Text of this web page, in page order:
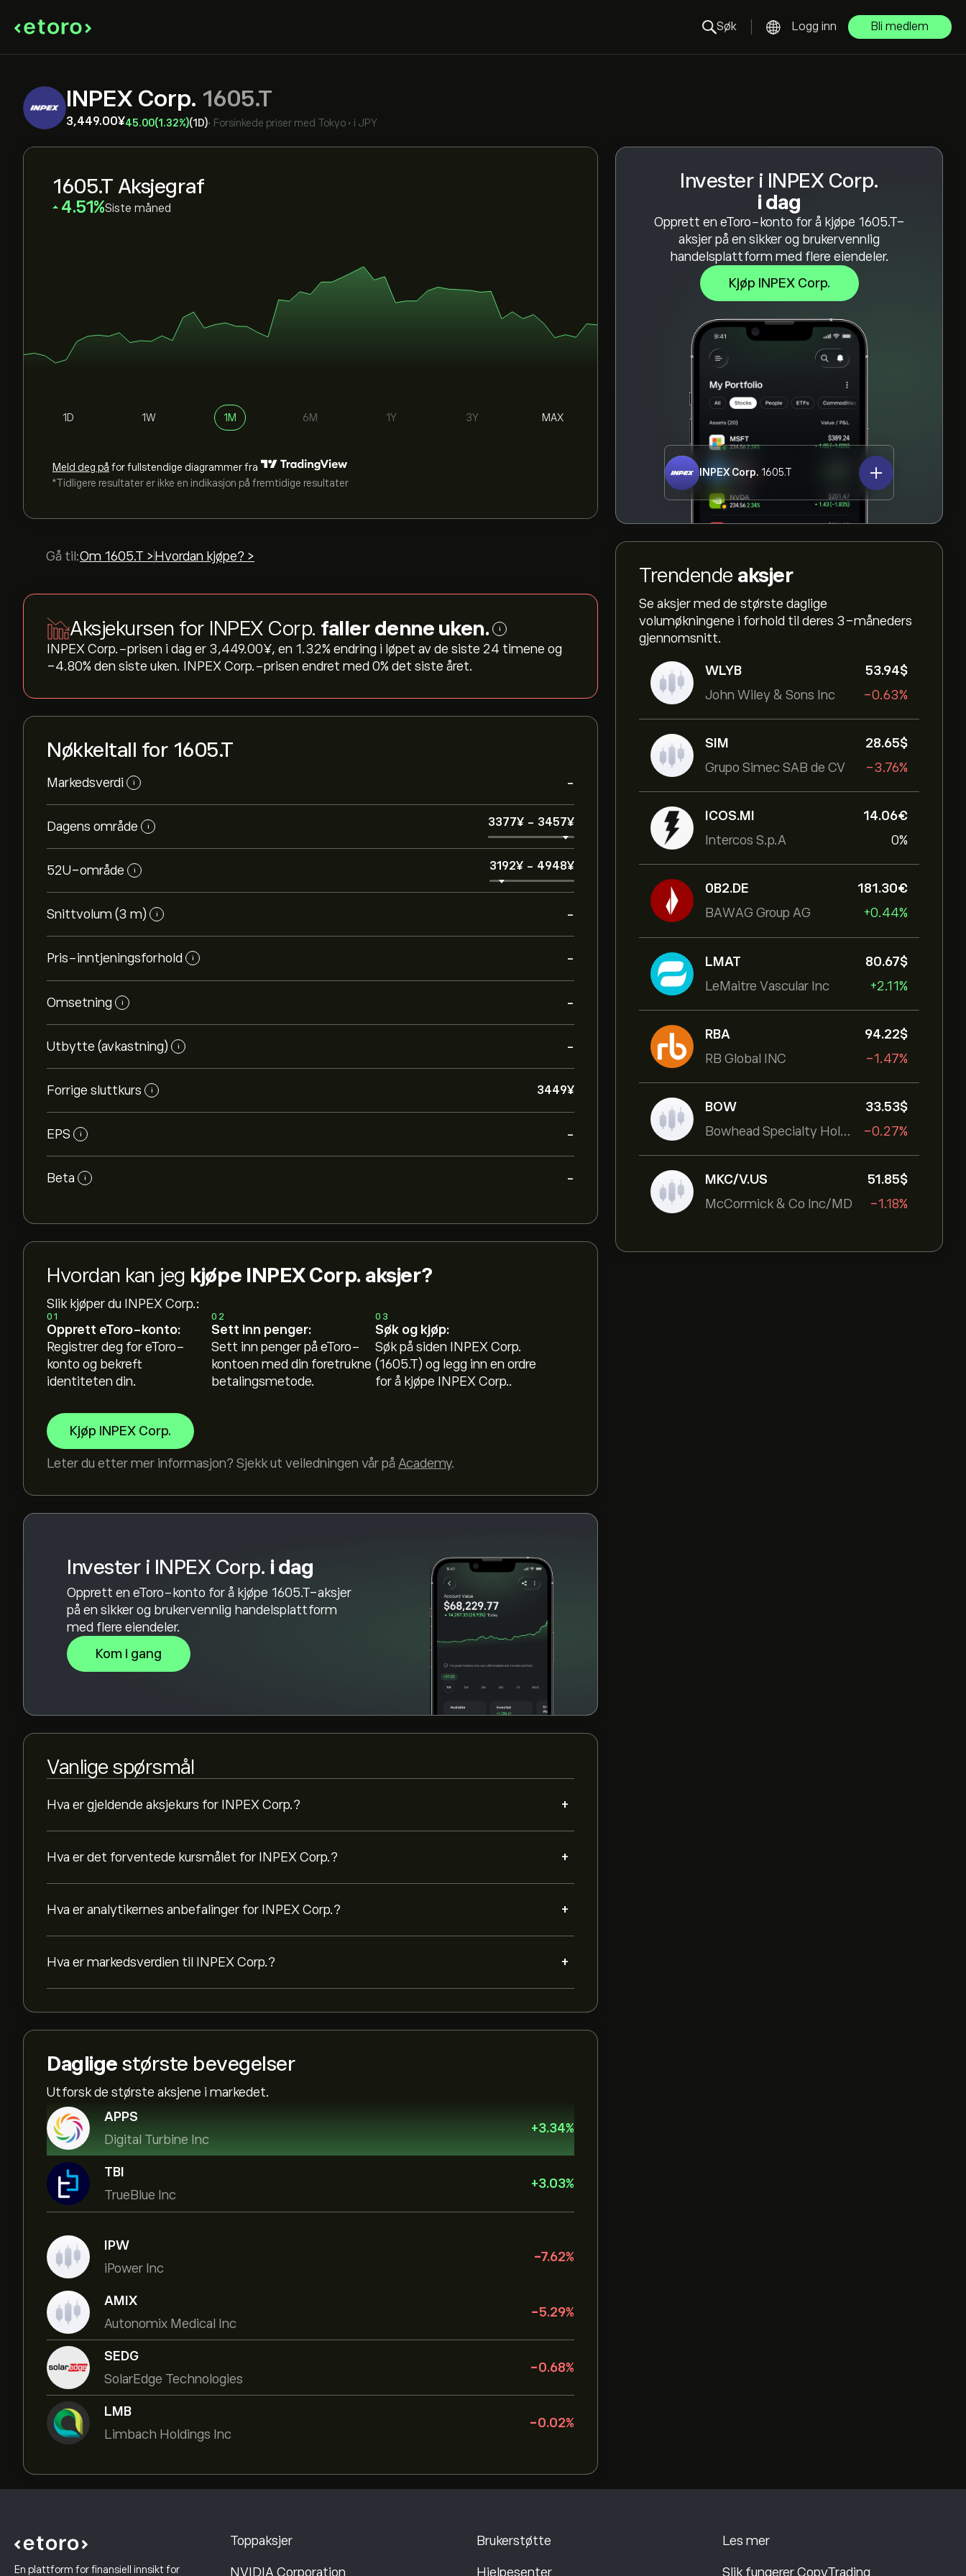
Søk Logg inn Bli medlem
INPEX Corp. 1605.T
3,449.00‎¥‎45.00(1.32%)(1D)• Forsinkede priser med Tokyo • i JPY
Invester i INPEX Corp.
i dag
Opprett en eToro-konto for å kjøpe 1605.T-
aksjer på en sikker og brukervennlig
handelsplattform med flere eiendeler.
Kjøp INPEX Corp.
INPEX Corp. 1605.T
Trendende aksjer
Se aksjer med de største daglige
volumøkningene i forhold til deres 3-måneders
gjennomsnitt.
WLYB
John Wiley & Sons Inc
53.94‎$‎
-0.63%
SIM
Grupo Simec SAB de CV
28.65‎$‎
-3.76%
ICOS.MI
Intercos S.p.A
14.06‎€‎
0%
0B2.DE
BAWAG Group AG
181.30‎€‎
+0.44%
LMAT
LeMaitre Vascular Inc
80.67‎$‎
+2.11%
RBA
RB Global INC
94.22‎$‎
-1.47%
BOW
Bowhead Specialty Holdings Inc
33.53‎$‎
-0.27%
MKC/V.US
McCormick & Co Inc/MD
51.85‎$‎
-1.18%
1605.T Aksjegraf
‎4.51‎ Siste måned
1D 1W 1M 6M 1Y 3Y MAX
Meld deg på for fullstendige diagrammer fra
*Tidligere resultater er ikke en indikasjon på fremtidige resultater
Gå til:Om 1605.T > Hvordan kjøpe? >
Aksjekursen for INPEX Corp. faller denne uken. i
INPEX Corp.-prisen i dag er 3,449.00‎¥‎, en ‎1.32‎% endring i løpet av de siste 24 timene og
‎-4.80‎% den siste uken. INPEX Corp.-prisen endret med ‎0‎% det siste året.
Nøkkeltall for 1605.T
Markedsverdi i -
Dagens område i 3377‎¥‎ - 3457‎¥‎
52U-område i 3192‎¥‎ - 4948‎¥‎
Snittvolum (3 m) i -
Pris-inntjeningsforhold i -
Omsetning i -
Utbytte (avkastning) i -
Forrige sluttkurs i 3449‎¥‎
EPS i -
Beta i -
Hvordan kan jeg kjøpe INPEX Corp. aksjer?
Slik kjøper du INPEX Corp.:
01
Opprett eToro-konto:
Registrer deg for eToro-
konto og bekreft
identiteten din.
02
Sett inn penger:
Sett inn penger på eToro-
kontoen med din foretrukne
betalingsmetode.
03
Søk og kjøp:
Søk på siden INPEX Corp.
(1605.T) og legg inn en ordre
for å kjøpe INPEX Corp..
Kjøp INPEX Corp.
Leter du etter mer informasjon? Sjekk ut veiledningen vår på Academy.
Invester i INPEX Corp. i dag
Opprett en eToro-konto for å kjøpe 1605.T-aksjer
på en sikker og brukervennlig handelsplattform
med flere eiendeler.
Kom i gang
Vanlige spørsmål
Hva er gjeldende aksjekurs for INPEX Corp.? +
Den nåværende prisen på 1605.T er 3,449.00‎¥‎.
Hva er det forventede kursmålet for INPEX Corp.? +
detaljerte forventninger og kursmål fra analytikere.
Hva er analytikernes anbefalinger for INPEX Corp.? +
Analytikere gir forventninger for INPEX Corp. basert på markedstrender, finansielle
rapporter og forventet vekst. Sjekk de nyeste forventningene for fremtidige
prisbevegelser.
Hva er markedsverdien til INPEX Corp.? +
Daglige største bevegelser
Utforsk de største aksjene i markedet.
APPS
Digital Turbine Inc
+3.34%
TBI
TrueBlue Inc
+3.03%
IPW
iPower Inc
-7.62%
AMIX
Autonomix Medical Inc
-5.29%
SEDG
SolarEdge Technologies
-0.68%
LMB
Limbach Holdings Inc
-0.02%
En plattform for finansiell innsikt for
Toppaksjer
NVIDIA Corporation
Brukerstøtte
Hjelpesenter
Les mer
Slik fungerer CopyTrading